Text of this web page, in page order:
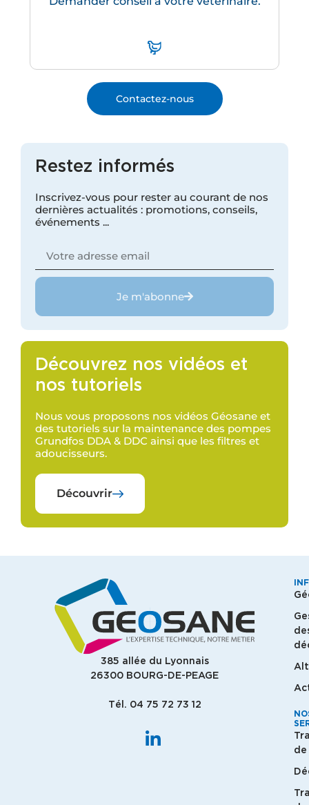
Contactez-nous
Restez informés
Inscrivez-vous pour rester au courant de nos
dernières actualités : promotions, conseils,
événements ...
Je m'abonne
Découvrez nos vidéos et
nos tutoriels
Nous vous proposons nos vidéos Géosane et
des tutoriels sur la maintenance des pompes
Grundfos DDA & DDC ainsi que les filtres et
adoucisseurs.
Découvrir
385 allée du Lyonnais
26300 BOURG-DE-PEAGE
Tél. 04 75 72 73 12
de